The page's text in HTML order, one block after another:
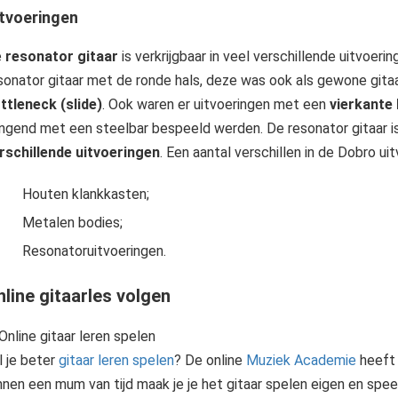
resonator gitaar is verkrijgbaar in veel verschillende
gitaar met de ronde hals, deze was ook als gewone
(slide). Ook waren er uitvoeringen met een vierkante
met een steelbar bespeeld werden. De resonator gitaar
uitvoeringen. Een aantal verschillen in de Dobro
Houten klankkasten;
Metalen bodies;
Resonatoruitvoeringen.
gitaarles volgen
je beter gitaar leren spelen? De online Muziek Academie heeft
een mum van tijd maak je je het gitaar spelen eigen en